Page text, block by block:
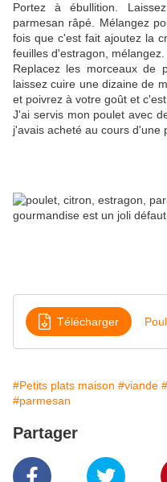
Portez à ébullition.
parmesan râpé. Mélangez
fois que c'est fait ajoutez la
feuilles d'estragon, mélangez.
Replacez les morceaux de
laissez cuire une dizaine de
et poivrez à votre goût et c'est
J'ai servis mon poulet avec
j'avais acheté au cours d'une
Télécharger
#Petits plats maison #viande
#parmesan
Partager